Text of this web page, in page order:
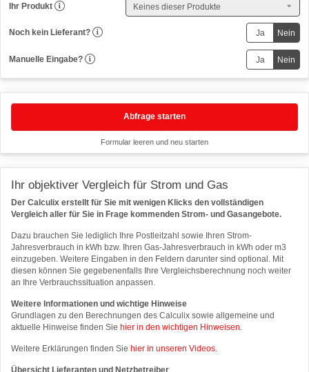
)
Ihr Produkt
Noch kein Lieferant?
Manuelle Eingabe?
Abfrage starten
Formular leeren und neu starten
Ihr objektiver Vergleich für Strom und Gas
Der Calculix erstellt für Sie mit wenigen Klicks den vollständigen
Vergleich aller für Sie in Frage kommenden Strom- und Gasangebote.
Dazu brauchen Sie lediglich Ihre Postleitzahl sowie Ihren Strom-
Jahresverbrauch in kWh bzw. Ihren Gas-Jahresverbrauch in kWh oder m3
einzugeben. Weitere Eingaben in den Feldern darunter sind optional. Mit
diesen können Sie gegebenenfalls Ihre Vergleichsberechnung noch weiter
an Ihre Verbrauchssituation anpassen.
Weitere Informationen und wichtige Hinweise
Grundlagen zu den Berechnungen des Calculix sowie allgemeine und
aktuelle Hinweise finden Sie hier in den wichtigen Hinweisen.
Weitere Erklärungen finden Sie hier in unseren Videos.
Übersicht Lieferanten und Netzbetreiber